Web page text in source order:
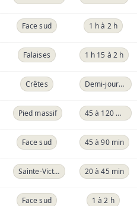
Face sud 1 h à 2 h
Falaises 1 h 15 à 2 h
Crêtes Demi-journée
Pied massif 45 à 120 min
Face sud 45 à 90 min
Sainte-Victoire 20 à 45 min
Face sud 1 à 2 h